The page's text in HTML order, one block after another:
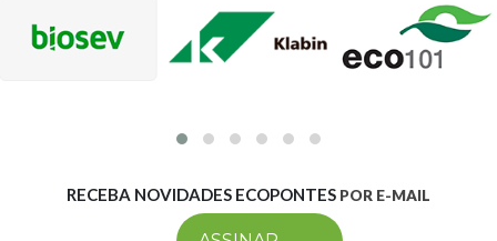
RECEBA NOVIDADES ECOPONTES POR E-MAIL